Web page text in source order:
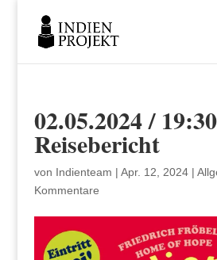
02.05.2024 /
Reisebericht
von Indienteam | Apr. 12, 2024|
Kommentare